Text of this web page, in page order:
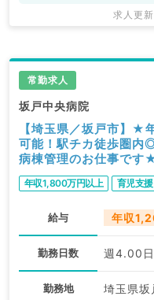
求人更
常勤求人
坂戸中央病院
【埼玉県／坂戸市】
可能！駅チカ徒歩圏内
病棟管理のお仕事です
年収1,800万円以上 育児支援
給与 年収
勤務日数 週4.00
勤務地 埼玉県坂